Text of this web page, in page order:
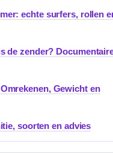
echte surfers, rollen
de zender?
Gewicht en
soorten en advies